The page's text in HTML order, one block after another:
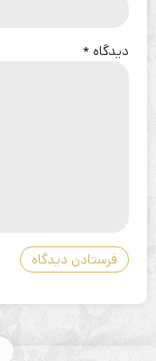
دیدگاه*